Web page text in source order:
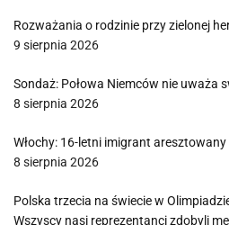
Rozważania o rodzinie przy zielonej
9 sierpnia 2026
Sondaż: Połowa Niemców nie uważa
8 sierpnia 2026
Włochy: 16-letni imigrant
8 sierpnia 2026
Polska trzecia na świecie w
Wszyscy nasi reprezentanci zdobyli